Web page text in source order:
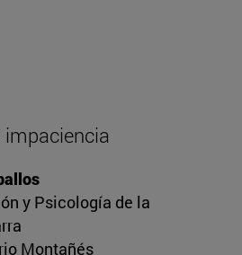
impaciencia
y Psicología de la
Montañés